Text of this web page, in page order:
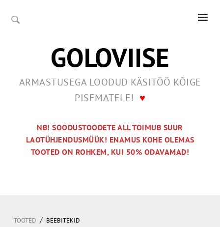
GOLOVIISE
ARMASTUSEGA LOODUD KÄSITÖÖ KÕIGE
PISEMATELE! ♥
NB! SOODUSTOODETE ALL TOIMUB SUUR
LAOTÜHJENDUSMÜÜK! ENAMUS KOHE OLEMAS
TOOTED ON ROHKEM, KUI 50% ODAVAMAD!
TOOTED / BEEBITEKID